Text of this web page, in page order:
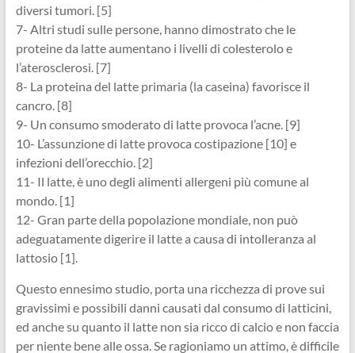
diversi tumori. [5]
7- Altri studi sulle persone, hanno dimostrato che le
proteine da latte aumentano i livelli di colesterolo e
l’aterosclerosi. [7]
8- La proteina del latte primaria (la caseina) favorisce il
cancro. [8]
9- Un consumo smoderato di latte provoca l’acne. [9]
10- L’assunzione di latte provoca costipazione [10] e
infezioni dell’orecchio. [2]
11- Il latte, è uno degli alimenti allergeni più comune al
mondo. [1]
12- Gran parte della popolazione mondiale, non può
adeguatamente digerire il latte a causa di intolleranza al
lattosio [1].
Questo ennesimo studio, porta una ricchezza di prove sui
gravissimi e possibili danni causati dal consumo di latticini,
ed anche su quanto il latte non sia ricco di calcio e non faccia
per niente bene alle ossa. Se ragioniamo un attimo, è difficile